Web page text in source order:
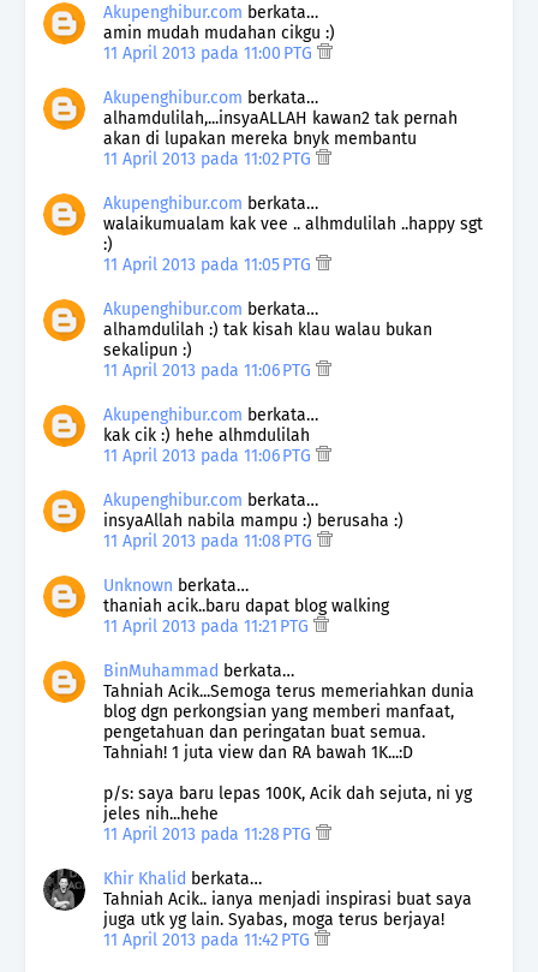
Akupenghibur.com berkata…
amin mudah mudahan cikgu :)
11 April 2013 pada 11:00 PTG
Akupenghibur.com berkata…
alhamdulilah,...insyaALLAH kawan2 tak pernah
akan di lupakan mereka bnyk membantu
11 April 2013 pada 11:02 PTG
Akupenghibur.com berkata…
walaikumualam kak vee .. alhmdulilah ..happy sgt
:)
11 April 2013 pada 11:05 PTG
Akupenghibur.com berkata…
alhamdulilah :) tak kisah klau walau bukan
sekalipun :)
11 April 2013 pada 11:06 PTG
Akupenghibur.com berkata…
kak cik :) hehe alhmdulilah
11 April 2013 pada 11:06 PTG
Akupenghibur.com berkata…
insyaAllah nabila mampu :) berusaha :)
11 April 2013 pada 11:08 PTG
Unknown berkata…
thaniah acik..baru dapat blog walking
11 April 2013 pada 11:21 PTG
BinMuhammad berkata…
Tahniah Acik...Semoga terus memeriahkan dunia
blog dgn perkongsian yang memberi manfaat,
pengetahuan dan peringatan buat semua.
Tahniah! 1 juta view dan RA bawah 1K...:D
p/s: saya baru lepas 100K, Acik dah sejuta, ni yg
jeles nih...hehe
11 April 2013 pada 11:28 PTG
Khir Khalid berkata…
Tahniah Acik.. ianya menjadi inspirasi buat saya
juga utk yg lain. Syabas, moga terus berjaya!
11 April 2013 pada 11:42 PTG